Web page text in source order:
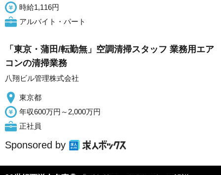
時給1,116円
アルバイト・パート
「東京・蒲田/転勤無」空調清掃スタッフ 業務用エア
コンの清掃業務
八翔ビル管理株式会社
東京都
年収600万円～2,000万円
正社員
Sponsored by